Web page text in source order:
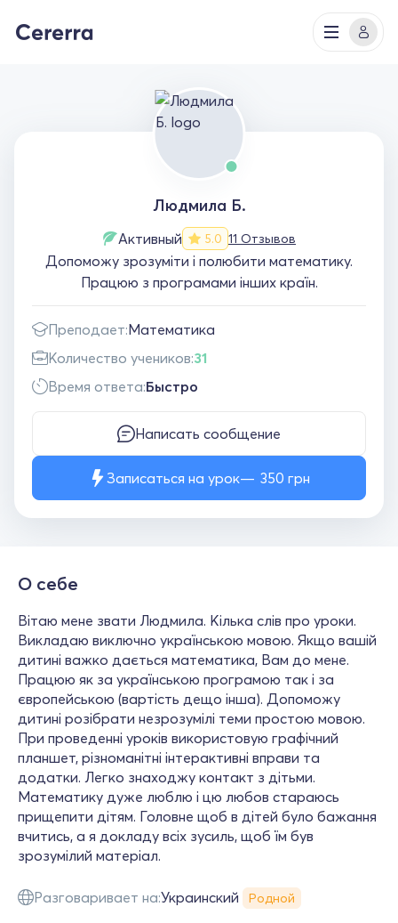
Людмила Б.
Активный 5.0 11 Отзывов
Допоможу зрозуміти і полюбити математику.
Працюю з програмами інших країн.
Преподает:Математика
Количество учеников:31
Время ответа:Быстро
Написать сообщение
Записаться на урок 350 грн
О себе
Вітаю мене звати Людмила. Кілька слів про уроки.
Викладаю виключно українською мовою. Якщо вашій
дитині важко дається математика, Вам до мене.
Працюю як за українською програмою так і за
європейською (вартість дещо інша). Допоможу
дитині розібрати незрозумілі теми простою мовою.
При проведенні уроків використовую графічний
планшет, різноманітні інтерактивні вправи та
додатки. Легко знаходжу контакт з дітьми.
Математику дуже люблю і цю любов стараюсь
прищепити дітям. Головне щоб в дітей було бажання
вчитись, а я докладу всіх зусиль, щоб їм був
зрозумілий матеріал.
Разговаривает на:Украинский Родной